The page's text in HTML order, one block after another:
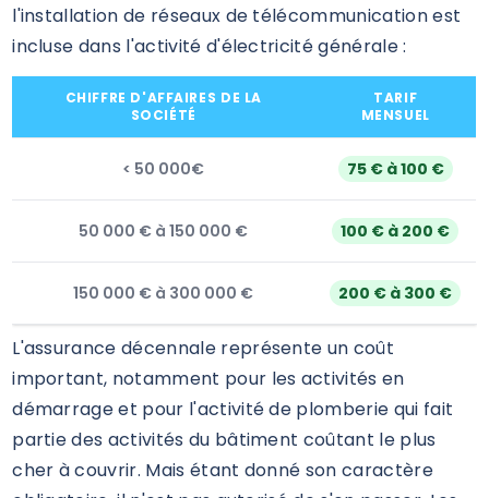
l'installation de réseaux de télécommunication est
incluse dans l'activité d'électricité générale :
CHIFFRE D'AFFAIRES DE LA
SOCIÉTÉ
TARIF
MENSUEL
< 50 000€ 75 € à 100 €
50 000 € à 150 000 € 100 € à 200 €
150 000 € à 300 000 € 200 € à 300 €
L'assurance décennale représente un coût
important, notamment pour les activités en
démarrage et pour l'activité de plomberie qui fait
partie des activités du bâtiment coûtant le plus
cher à couvrir. Mais étant donné son caractère